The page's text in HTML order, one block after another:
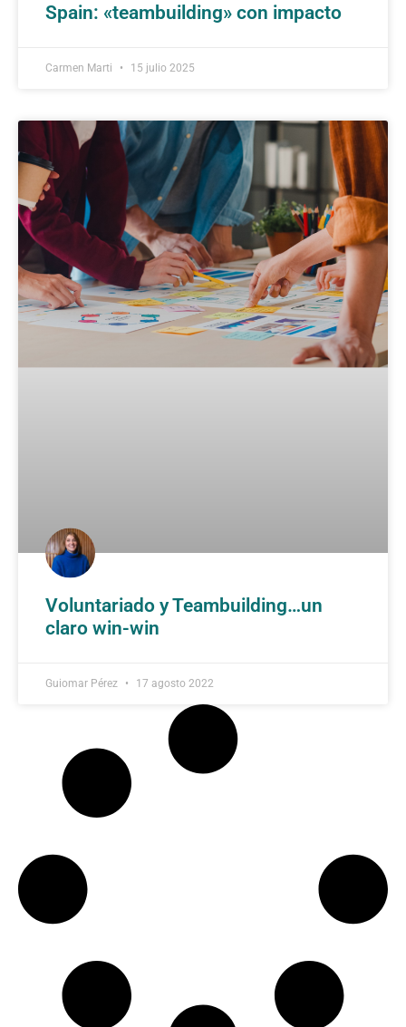
Spain: «teambuilding» con impacto
Carmen Marti 15 julio 2025
Voluntariado y Teambuilding…un
claro win-win
Guiomar Pérez 17 agosto 2022